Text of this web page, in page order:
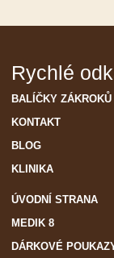
Rychlé
BALÍČKY ZÁKROKŮ
KONTAKT
BLOG
KLINIKA
ÚVODNÍ STRANA
MEDIK 8
DÁRKOVÉ